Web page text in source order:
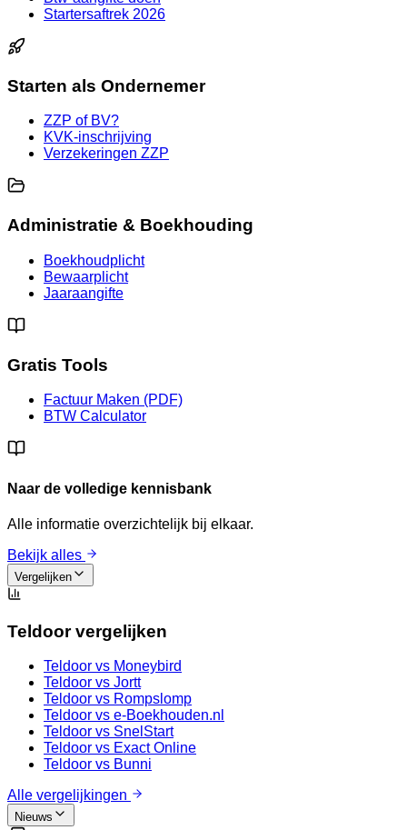
Startersaftrek 2026
Starten als Ondernemer
ZZP of BV?
KVK-inschrijving
Verzekeringen ZZP
Administratie & Boekhouding
Boekhoudplicht
Bewaarplicht
Jaaraangifte
Gratis Tools
Factuur Maken (PDF)
BTW Calculator
Naar de volledige kennisbank
Alle informatie overzichtelijk bij elkaar.
Bekijk alles
Vergelijken
Teldoor vergelijken
Teldoor vs Moneybird
Teldoor vs Jortt
Teldoor vs Rompslomp
Teldoor vs e-Boekhouden.nl
Teldoor vs SnelStart
Teldoor vs Exact Online
Teldoor vs Bunni
Alle vergelijkingen
Nieuws